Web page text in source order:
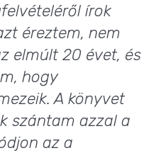
írok
éreztem, nem
elmúlt 20 évet, és
hogy
A könyvet
szántam azzal a
az a